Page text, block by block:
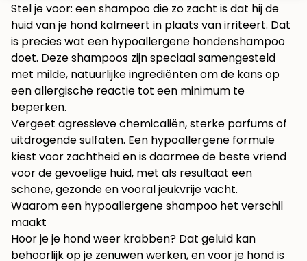
Stel je voor: een shampoo die zo zacht is dat hij de
huid van je hond kalmeert in plaats van irriteert. Dat
is precies wat een hypoallergene hondenshampoo
doet. Deze shampoos zijn speciaal samengesteld
met milde, natuurlijke ingrediënten om de kans op
een allergische reactie tot een minimum te
beperken.
Vergeet agressieve chemicaliën, sterke parfums of
uitdrogende sulfaten. Een hypoallergene formule
kiest voor zachtheid en is daarmee de beste vriend
voor de gevoelige huid, met als resultaat een
schone, gezonde en vooral jeukvrije vacht.
Waarom een hypoallergene shampoo het verschil
maakt
Hoor je je hond weer krabben? Dat geluid kan
behoorlijk op je zenuwen werken, en voor je hond is